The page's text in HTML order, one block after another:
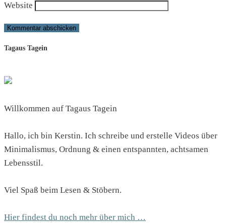
Website
Tagaus Tagein
Willkommen auf Tagaus Tagein
Hallo, ich bin Kerstin. Ich schreibe und erstelle Videos über
Minimalismus, Ordnung & einen entspannten, achtsamen
Lebensstil.
Viel Spaß beim Lesen & Stöbern.
Hier findest du noch mehr über mich …